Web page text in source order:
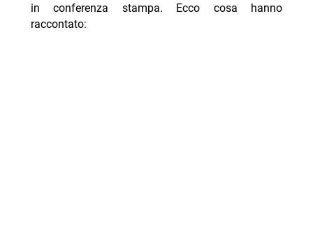
in conferenza stampa. Ecco cosa hanno
raccontato: